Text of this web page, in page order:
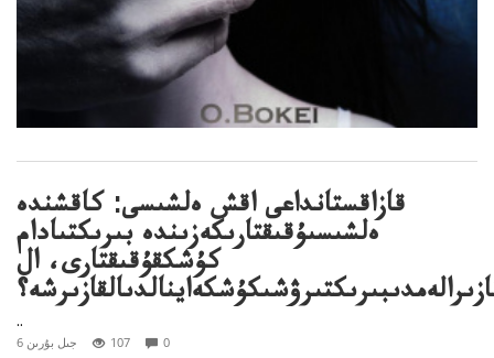
قازاقستانداعى اقش ەلشىسى: كاقشندە
ەلشىسىۇقىقتارىكەزىندە بىرىكتىادام
كۇشكقۇقىقتارى، ال
..
6 جىل بۇرىن 107 0